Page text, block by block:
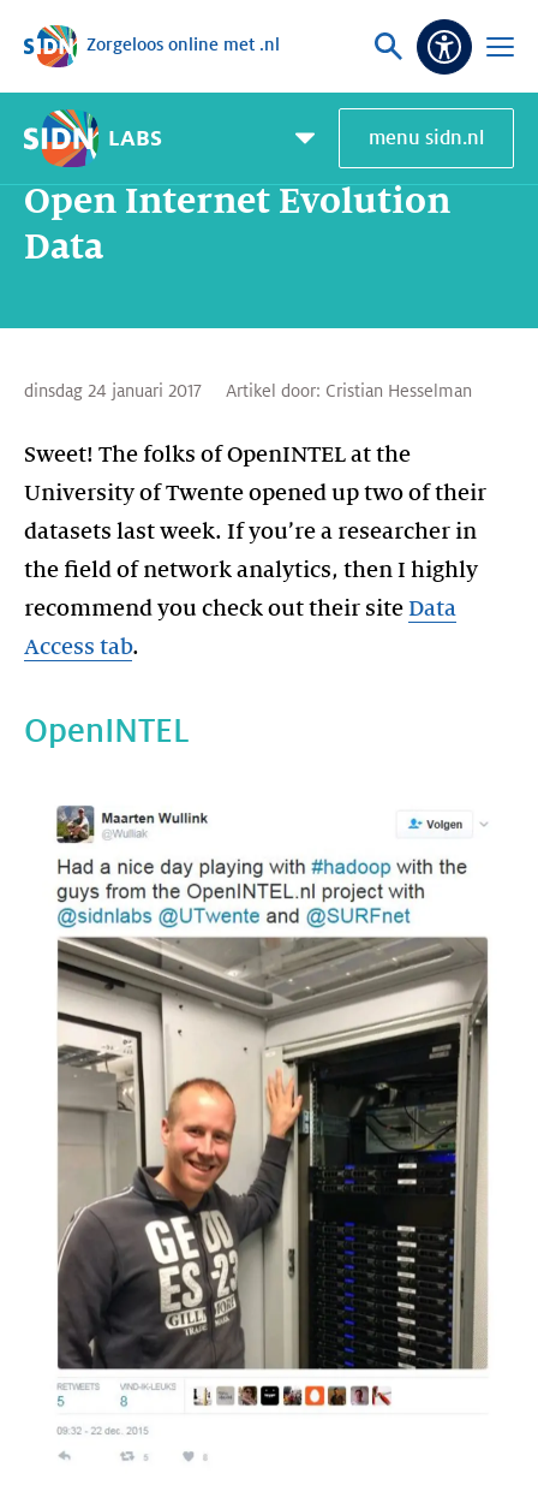
Sla navigatie over
Zorgeloos online met .nl
Vraag
zoek
Open
LABS
Pagemenu
toggle
menu sidn.nl
Home SIDN Labs Open Internet Evolution Data
Open Internet Evolution
Data
dinsdag 24 januari 2017 Artikel door: Cristian Hesselman
Sweet! The folks of OpenINTEL at the
University of Twente opened up two of their
datasets last week. If you’re a researcher in
the field of network analytics, then I highly
recommend you check out their site Data
Access tab.
OpenINTEL